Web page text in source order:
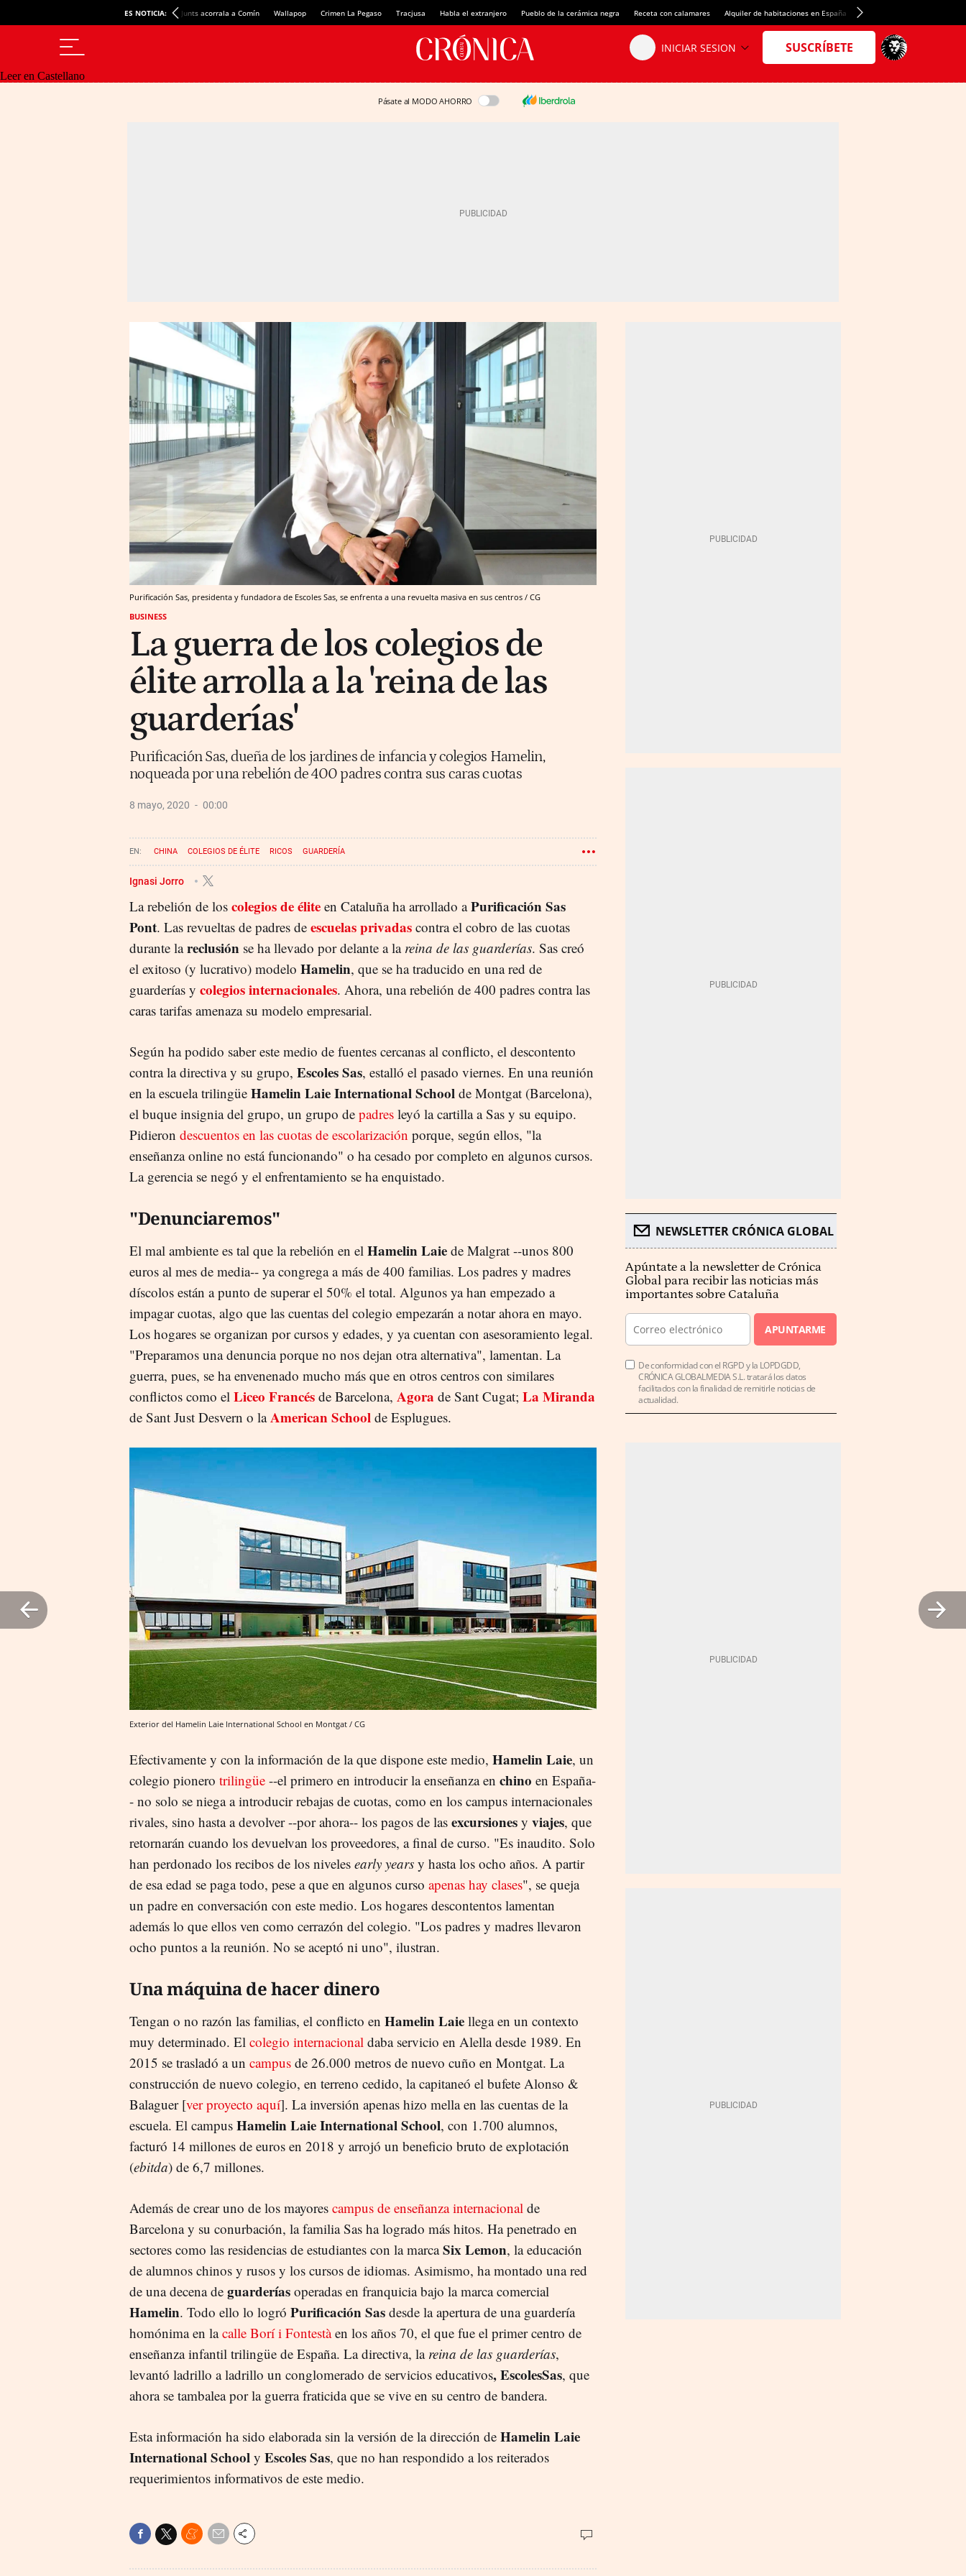
ES NOTICIA: Junts acorrala a Comín Wallapop Crimen La Pegaso Tracjusa Habla el extranjero Pueblo de la cerámica negra Receta con calamares Alquiler de habitaciones en España Crédito del Spotify Camp Nou
Leer en Castellano
Pásate al MODO AHORRO
Purificación Sas, presidenta y fundadora de Escoles Sas, se enfrenta a una revuelta masiva en sus centros / CG
BUSINESS
La guerra de los colegios de
élite arrolla a la 'reina de las
guarderías'
Purificación Sas, dueña de los jardines de infancia y colegios Hamelin,
noqueada por una rebelión de 400 padres contra sus caras cuotas
8 mayo, 2020 00:00
CHINA COLEGIOS DE ÉLITE RICOS GUARDERÍA
Ignasi Jorro
La rebelión de los colegios de élite en Cataluña ha arrollado aPurificación Sas
Pont. Las revueltas de padres de escuelas privadas contra el cobro de las cuotas
durante lareclusión se ha llevado por delante a la reina de las guarderías. Sas creó
el exitoso (y lucrativo) modelo Hamelin, que se ha traducido en una red de
guarderías y colegios internacionales. Ahora, una rebelión de 400 padres contra las
caras tarifas amenaza su modelo empresarial.
Según ha podido saber este medio de fuentes cercanas al conflicto, el descontento
contra la directiva y su grupo, Escoles Sas, estalló el pasado viernes. En una reunión
en la escuela trilingüe Hamelin Laie International School de Montgat (Barcelona),
el buque insignia del grupo, un grupo de padres leyó la cartilla a Sas y su equipo.
Pidieron descuentos en las cuotas de escolarización porque, según ellos, "la
enseñanza online no está funcionando" o ha cesado por completo en algunos cursos.
La gerencia se negó y el enfrentamiento se ha enquistado.
"Denunciaremos"
El mal ambiente es tal que la rebelión en el Hamelin Laie de Malgrat --unos 800
euros al mes de media-- ya congrega a más de 400 familias. Los padres y madres
díscolos están a punto de superar el 50% el total. Algunos ya han empezado a
impagar cuotas, algo que las cuentas del colegio empezarán a notar ahora en mayo.
Los hogares se organizan por cursos y edades, y ya cuentan con asesoramiento legal.
"Preparamos una denuncia porque no nos dejan otra alternativa", lamentan. La
guerra, pues, se ha envenenado mucho más que en otros centros con similares
conflictos como el Liceo Francés de Barcelona, Agora de Sant Cugat; La Miranda
de Sant Just Desvern o laAmerican School de Esplugues.
Exterior del Hamelin Laie International School en Montgat / CG
Efectivamente y con la información de la que dispone este medio, Hamelin Laie, un
colegio pionero trilingüe --el primero en introducir la enseñanza en chino en España-
- no solo se niega a introducir rebajas de cuotas, como en los campus internacionales
rivales, sino hasta a devolver --por ahora-- los pagos de las excursiones y viajes, que
retornarán cuando los devuelvan los proveedores, a final de curso. "Es inaudito. Solo
han perdonado los recibos de los niveles early years y hasta los ocho años. A partir
de esa edad se paga todo, pese a que en algunos curso apenas hay clases", se queja
un padre en conversación con este medio. Los hogares descontentos lamentan
además lo que ellos ven como cerrazón del colegio. "Los padres y madres llevaron
ocho puntos a la reunión. No se aceptó ni uno", ilustran.
Una máquina de hacer dinero
Tengan o no razón las familias, el conflicto en Hamelin Laie llega en un contexto
muy determinado. El colegio internacional daba servicio en Alella desde 1989. En
2015 se trasladó a un campus de 26.000 metros de nuevo cuño en Montgat. La
construcción de nuevo colegio, en terreno cedido, la capitaneó el bufete Alonso &
Balaguer [ver proyecto aquí]. La inversión apenas hizo mella en las cuentas de la
escuela. El campus Hamelin Laie International School, con 1.700 alumnos,
facturó 14 millones de euros en 2018 y arrojó un beneficio bruto de explotación
(ebitda) de 6,7 millones.
Además de crear uno de los mayores campus de enseñanza internacional de
Barcelona y su conurbación, la familia Sas ha logrado más hitos. Ha penetrado en
sectores como las residencias de estudiantes con la marcaSix Lemon, la educación
de alumnos chinos y rusos y los cursos de idiomas. Asimismo, ha montado una red
de una decena de guarderías operadas en franquicia bajo la marca comercial
Hamelin. Todo ello lo logró Purificación Sas desde la apertura de una guardería
homónima en lacalle Borí i Fontestàen los años 70, el que fue el primer centro de
enseñanza infantil trilingüe de España. La directiva, la reina de las guarderías,
levantó ladrillo a ladrillo un conglomerado de servicios educativos, EscolesSas, que
ahora se tambalea por la guerra fraticida que se vive en su centro de bandera.
Esta información ha sido elaborada sin la versión de la dirección de Hamelin Laie
International School y Escoles Sas, que no han respondido a los reiterados
requerimientos informativos de este medio.
NEWSLETTER CRÓNICA GLOBAL
Apúntate a la newsletter de Crónica
Global para recibir las noticias más
importantes sobre Cataluña
APUNTARME
De conformidad con el RGPD y la LOPDGDD,
CRÓNICA GLOBALMEDIA S.L. tratará los datos
facilitados con la finalidad de remitirle noticias de
actualidad.